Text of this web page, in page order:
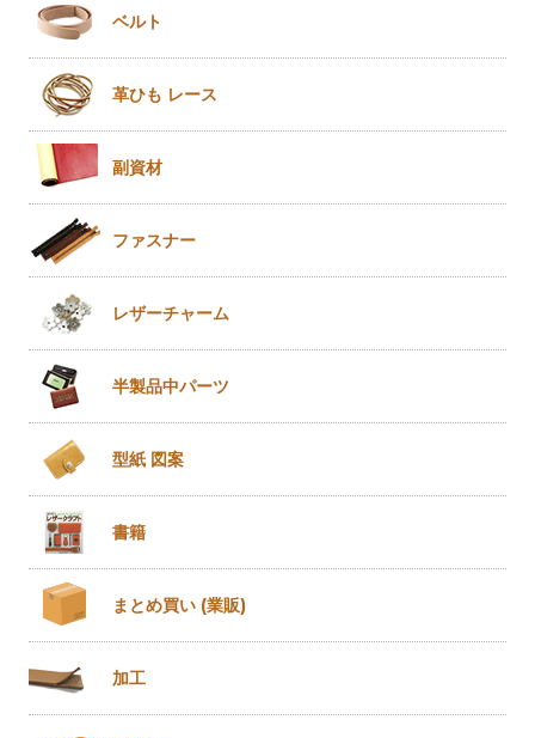
ベルト
革ひも レース
副資材
ファスナー
レザーチャーム
半製品中パーツ
型紙 図案
書籍
まとめ買い (業販)
加工